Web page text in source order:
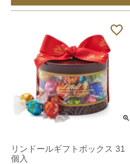
リンドールギフトボックス 31
個入